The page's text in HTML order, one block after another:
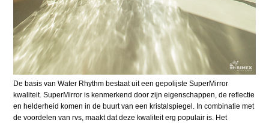
De basis van Water Rhythm bestaat uit een gepolijste SuperMirror
kwaliteit. SuperMirror is kenmerkend door zijn eigenschappen, de reflectie
en helderheid komen in de buurt van een kristalspiegel. In combinatie met
de voordelen van rvs, maakt dat deze kwaliteit erg populair is. Het